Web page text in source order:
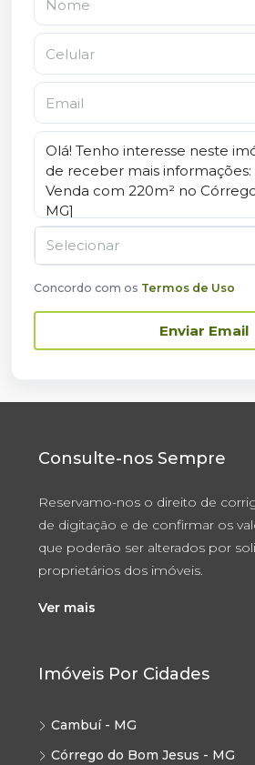
Selecionar
Concordo com os Termos de Uso
Enviar Email
Consulte-nos Sempre
Reservamo-nos o direito de
de digitação e de confirmar os
que poderão ser alterados por
proprietários dos imóveis.
Ver mais
Imóveis Por Cidades
Cambuí - MG
Córrego do Bom Jesus - MG